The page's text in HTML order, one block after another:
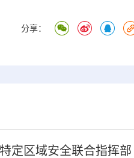
分享：
定区域安全联合指挥部